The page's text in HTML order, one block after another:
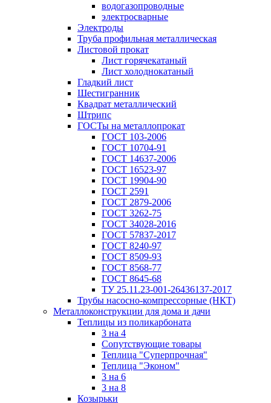
водогазопроводные
электросварные
Электроды
Труба профильная металлическая
Листовой прокат
Лист горячекатаный
Лист холоднокатаный
Гладкий лист
Шестигранник
Квадрат металлический
Штрипс
ГОСТы на металлопрокат
ГОСТ 103-2006
ГОСТ 10704-91
ГОСТ 14637-2006
ГОСТ 16523-97
ГОСТ 19904-90
ГОСТ 2591
ГОСТ 2879-2006
ГОСТ 3262-75
ГОСТ 34028-2016
ГОСТ 57837-2017
ГОСТ 8240-97
ГОСТ 8509-93
ГОСТ 8568-77
ГОСТ 8645-68
ТУ 25.11.23-001-26436137-2017
Трубы насосно-компрессорные (НКТ)
Металлоконструкции для дома и дачи
Теплицы из поликарбоната
3 на 4
Сопутствующие товары
Теплица "Суперпрочная"
Теплица "Эконом"
3 на 6
3 на 8
Козырьки